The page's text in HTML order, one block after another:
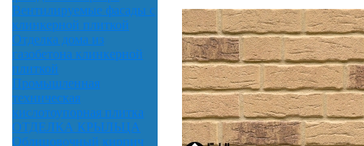
Вентилируемые фасады с
клинкерной плиткой
Отделка дома из
газобетона клинкерной
плиткой
Промышленная
техническая
кислотоупорная плитка
ОТДЕЛКА КРЫЛЬЦА
Облицовочный кирпич